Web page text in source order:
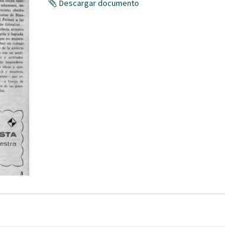
Descargar documento